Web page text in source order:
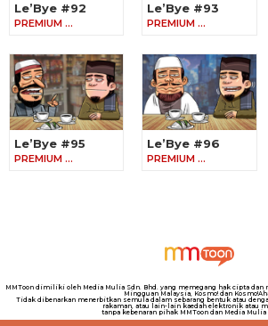
Le’Bye #92
PREMIUM …
Le’Bye #93
PREMIUM …
Le’Bye #95
PREMIUM …
Le’Bye #96
PREMIUM …
MMToon dimiliki oleh Media Mulia Sdn. Bhd. yang memegang hak cipta dan
Mingguan Malaysia, Kosmo! dan
Tidak dibenarkan menerbitkan semula dalam sebarang bentuk atau
rakaman, atau lain-lain kaedah elektronik atau
tanpa kebenaran pihak MMToon dan Media Mulia